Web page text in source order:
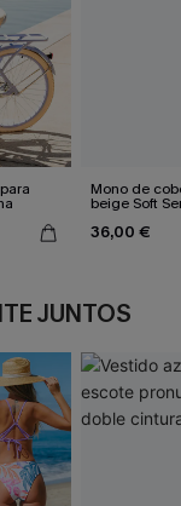
Mono de
beige Soft
36,00 €
JUNTOS